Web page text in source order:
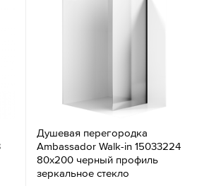
Душевая перегородка
Ambassador Walk-in 15033224
80x200 черный профиль
зеркальное стекло